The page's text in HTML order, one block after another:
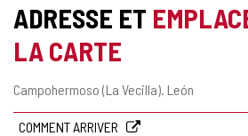
ADRESSE ET
LA CARTE
Adresse
Campohermoso (La Vecilla). León
COMMENT ARRIVER